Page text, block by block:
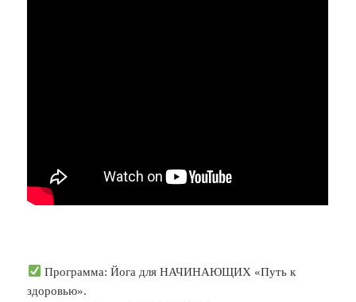
Программа: Йога для НАЧИНАЮЩИХ «Путь к
здоровью».